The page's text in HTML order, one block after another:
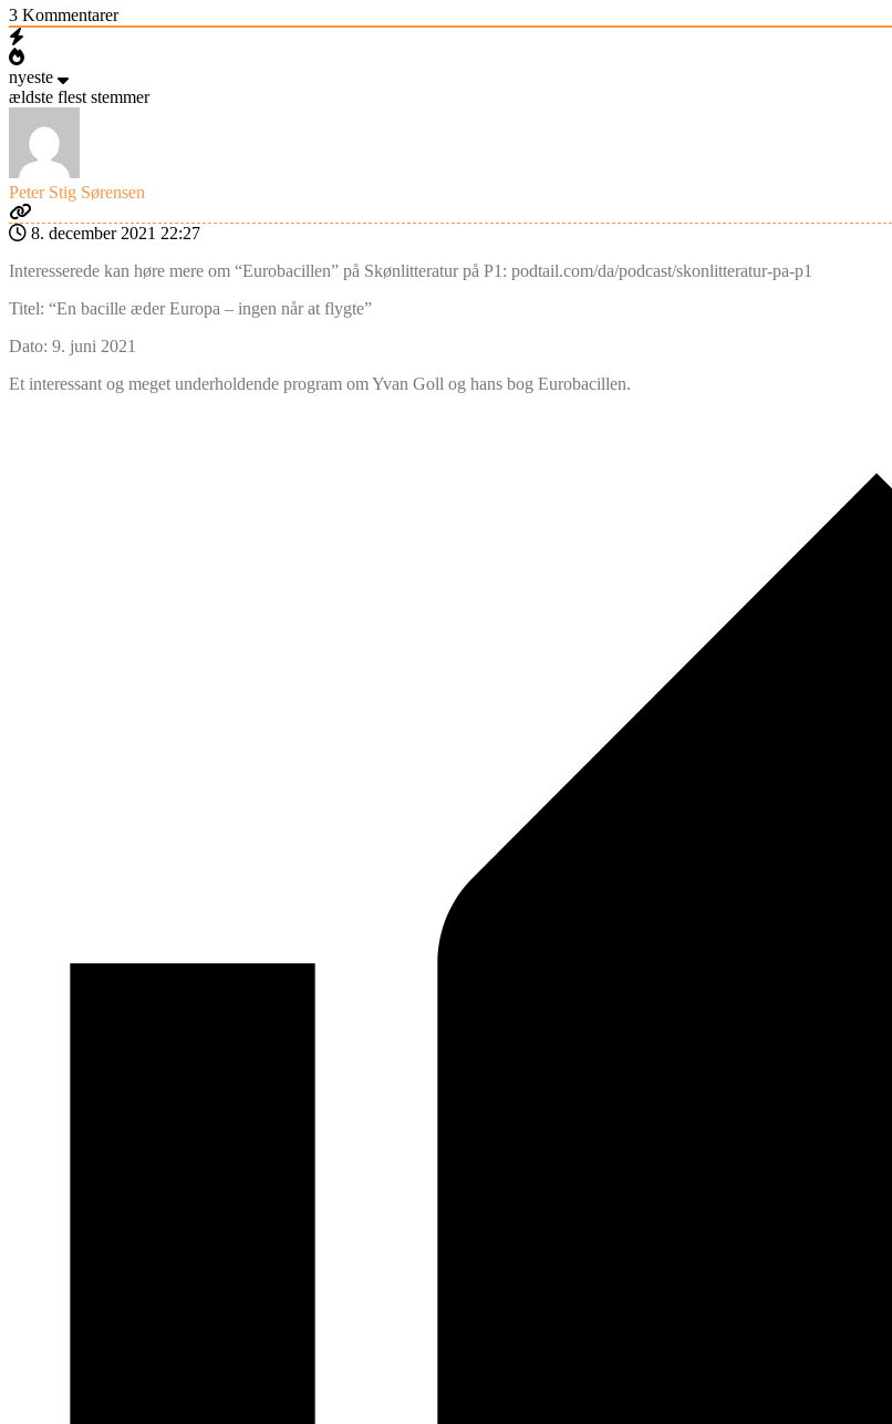
3 Kommentarer
nyeste
ældste flest stemmer
Peter Stig Sørensen
8. december 2021 22:27
Interesserede kan høre mere om “Eurobacillen” på Skønlitteratur på P1: podtail.com/da/podcast/skonlitteratur-pa-p1
Titel: “En bacille æder Europa – ingen når at flygte”
Dato: 9. juni 2021
Et interessant og meget underholdende program om Yvan Goll og hans bog Eurobacillen.